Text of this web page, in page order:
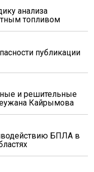
анализа
топливом
публикации
и решительные
Кайрымова
БПЛА в